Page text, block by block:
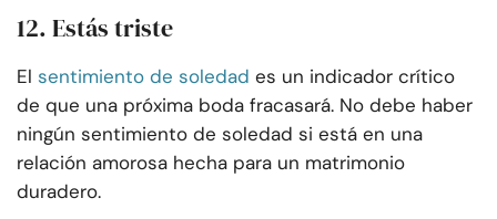
12. Estás triste
El sentimiento de soledad es un indicador crítico
de que una próxima boda fracasará. No debe haber
ningún sentimiento de soledad si está en una
relación amorosa hecha para un matrimonio
duradero.